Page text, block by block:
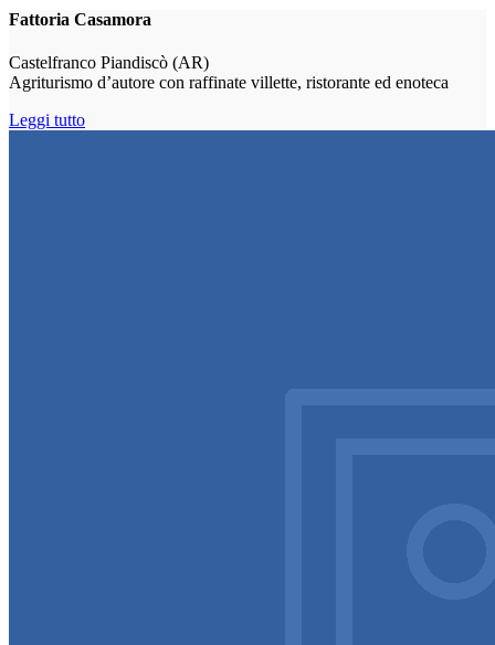
Fattoria Casamora
Castelfranco Piandiscò (AR)
Agriturismo d’autore con raffinate villette, ristorante ed enoteca
Leggi tutto